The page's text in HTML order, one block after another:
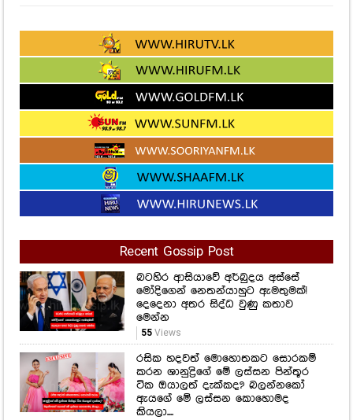
Recent Gossip Post
බටහිර ආසියාවේ අර්බුදය අස්සේ
මෝදිගෙන් නෙතන්යාහුට ඇමතුමක්!
දෙදෙනා අතර සිද්ධ වුණු කතාව
මෙන්න
55Views
රසික හදවත් මොහොතකට සොරකම්
කරන ශානුද්‍රිගේ මේ ලස්සන පින්තූර
ටික ඔයාලත් දැක්කද? බලන්නකෝ
ඇයගේ මේ ලස්සන කොහොමද
කියලා....